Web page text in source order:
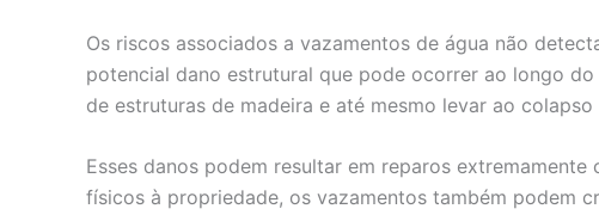
Os riscos associados a vazamentos de água não
potencial dano estrutural que pode ocorrer ao longo
de estruturas de madeira e até mesmo levar ao
Esses danos podem resultar em reparos
físicos à propriedade, os vazamentos também podem